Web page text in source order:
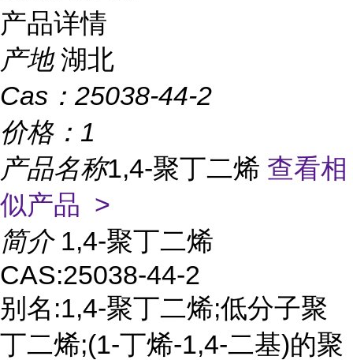
产品详情
产地 湖北
Cas： 25038-44-2
价格： 1
产品名称1,4-聚丁二烯 查看相
似产品 >
简介 1,4-聚丁二烯
CAS:25038-44-2
别名:1,4-聚丁二烯;低分子聚
丁二烯;(1-丁烯-1,4-二基)的聚